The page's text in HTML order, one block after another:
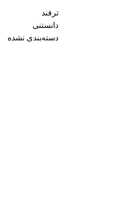
ترفند
دانستنی
دسته‌بندی نشده